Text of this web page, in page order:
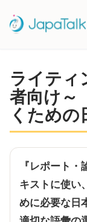
ライテ
者向け～
くための
『レポート
キストに使い
めに必要な日